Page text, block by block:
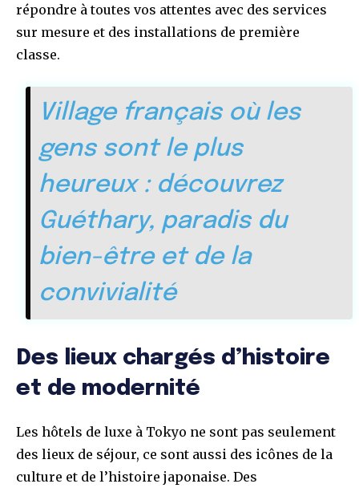
répondre à toutes vos attentes avec des services
sur mesure et des installations de première
classe.
Village français où les
gens sont le plus
heureux : découvrez
Guéthary, paradis du
bien-être et de la
convivialité
Des lieux chargés d’histoire
et de modernité
Les hôtels de luxe à Tokyo ne sont pas seulement
des lieux de séjour, ce sont aussi des icônes de la
culture et de l’histoire japonaise. Des